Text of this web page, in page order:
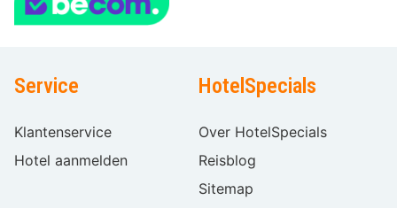
Service
Klantenservice
Hotel aanmelden
HotelSpecials
Over HotelSpecials
Reisblog
Sitemap